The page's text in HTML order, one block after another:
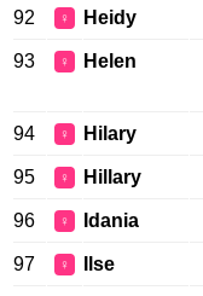
92 ♀ Heidy
93 ♀ Helen
94 ♀ Hilary
95 ♀ Hillary
96 ♀ Idania
97 ♀ Ilse